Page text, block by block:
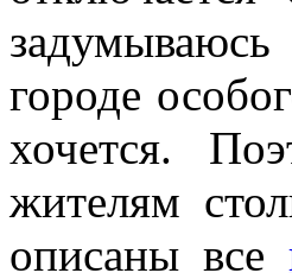
городе
хочется.
жителям
описаны все